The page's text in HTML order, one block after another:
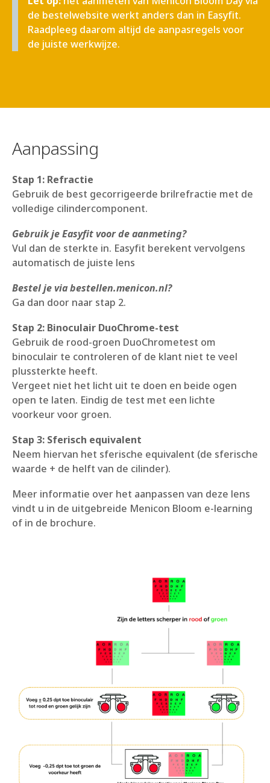
de bestelwebsite werkt anders dan in Easyfit.
Raadpleeg daarom altijd de aanpasregels voor
de juiste werkwijze.
Aanpassing
Stap 1: Refractie
Gebruik de best gecorrigeerde brilrefractie met de
volledige cilindercomponent.
Gebruik je Easyfit voor de aanmeting?
Vul dan de sterkte in. Easyfit berekent vervolgens
automatisch de juiste lens
Bestel je via bestellen.menicon.nl?
Ga dan door naar stap 2.
Stap 2: Binoculair DuoChrome-test
Gebruik de rood-groen DuoChrometest om
binoculair te controleren of de klant niet te veel
plussterkte heeft.
Vergeet niet het licht uit te doen en beide ogen
open te laten. Eindig de test met een lichte
voorkeur voor groen.
Stap 3: Sferisch equivalent
Neem hiervan het sferische equivalent (de sferische
waarde + de helft van de cilinder).
Meer informatie over het aanpassen van deze lens
vindt u in de uitgebreide Menicon Bloom e-learning
of in de brochure.